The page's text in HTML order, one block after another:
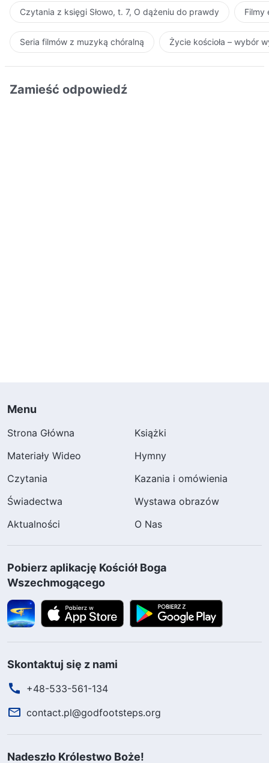
Czytania z księgi Słowo, t. 7, O dążeniu do prawdy Filmy
Seria filmów z muzyką chóralną Życie kościoła – wybór
Zamieść odpowiedź
Menu
Strona Główna
Książki
Materiały Wideo
Hymny
Czytania
Kazania i omówienia
Świadectwa
Wystawa obrazów
Aktualności
O Nas
Pobierz aplikację Kościół Boga
Wszechmogącego
Skontaktuj się z nami
+48-533-561-134
contact.pl@godfootsteps.org
Nadeszło Królestwo Boże!